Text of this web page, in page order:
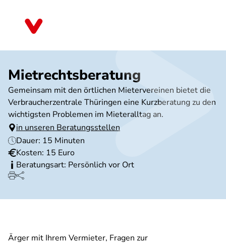
Mietrechtsberatung
Gemeinsam mit den örtlichen Mietervereinen bietet die
Verbraucherzentrale Thüringen eine Kurzberatung zu den
wichtigsten Problemen im Mieteralltag an.
in unseren Beratungsstellen
Dauer: 15 Minuten
Kosten: 15 Euro
Beratungsart: Persönlich vor Ort
Ärger mit Ihrem Vermieter, Fragen zur